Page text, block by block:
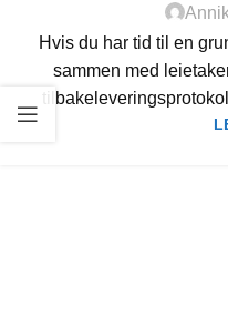
Hvis du har tid til en
sammen med